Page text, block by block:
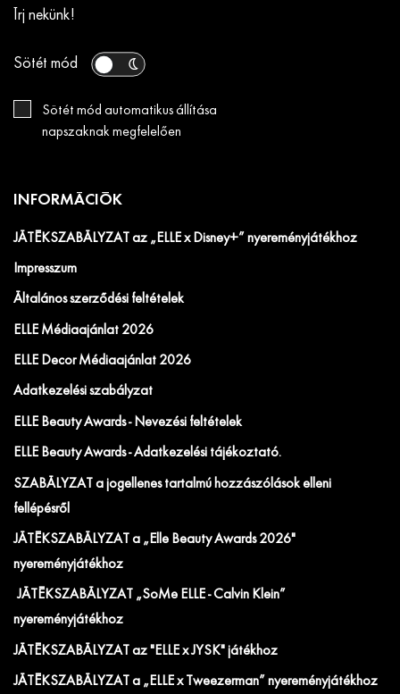
Írj nekünk!
Sötét mód
Sötét mód automatikus állítása
napszaknak megfelelően
INFORMÁCIÓK
JÁTÉKSZABÁLYZAT az „ELLE x Disney+” nyereményjátékhoz
Impresszum
Általános szerződési feltételek
ELLE Médiaajánlat 2026
ELLE Decor Médiaajánlat 2026
Adatkezelési szabályzat
ELLE Beauty Awards - Nevezési feltételek
ELLE Beauty Awards - Adatkezelési tájékoztató.
SZABÁLYZAT a jogellenes tartalmú hozzászólások elleni
fellépésről
JÁTÉKSZABÁLYZAT a „Elle Beauty Awards 2026"
nyereményjátékhoz
JÁTÉKSZABÁLYZAT „SoMe ELLE - Calvin Klein”
nyereményjátékhoz
JÁTÉKSZABÁLYZAT az "ELLE x JYSK" játékhoz
JÁTÉKSZABÁLYZAT a „ELLE x Tweezerman” nyereményjátékhoz